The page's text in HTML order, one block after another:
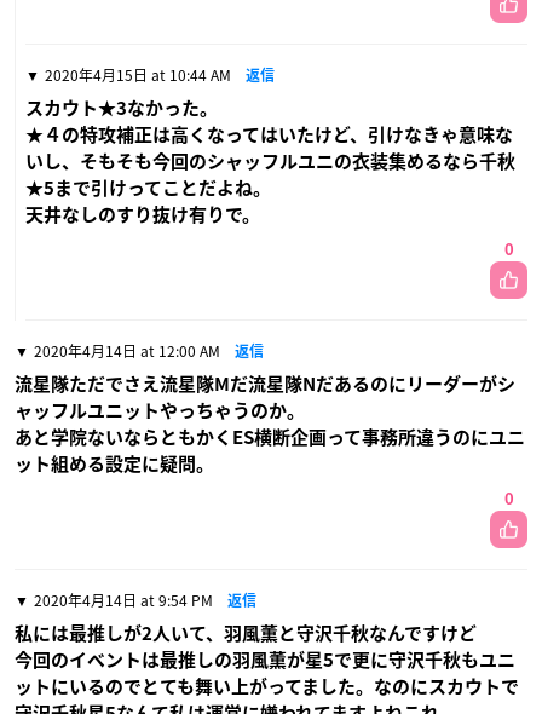
2020年4月15日 at 10:44 AM 返信
スカウト★3なかった。
★４の特攻補正は高くなってはいたけど、引けなきゃ意味な
いし、そもそも今回のシャッフルユニの衣装集めるなら千秋
★5まで引けってことだよね。
天井なしのすり抜け有りで。
0
2020年4月14日 at 12:00 AM 返信
流星隊ただでさえ流星隊Mだ流星隊Nだあるのにリーダーがシ
ャッフルユニットやっちゃうのか。
あと学院ないならともかくES横断企画って事務所違うのにユニ
ット組める設定に疑問。
0
2020年4月14日 at 9:54 PM 返信
私には最推しが2人いて、羽風薫と守沢千秋なんですけど
今回のイベントは最推しの羽風薫が星5で更に守沢千秋もユニ
ットにいるのでとても舞い上がってました。なのにスカウトで